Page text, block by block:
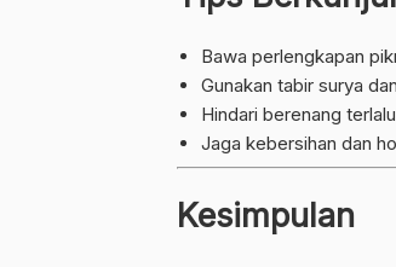
Bawa perlengkapan
Gunakan tabir surya
Hindari berenang
Jaga kebersihan dan
Kesimpulan